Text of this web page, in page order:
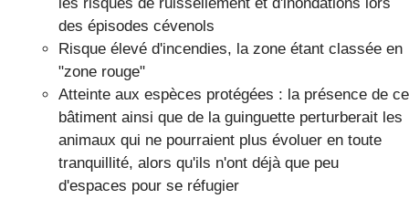
des épisodes cévenols
Risque élevé d'incendies, la zone étant classée en
"zone rouge"
Atteinte aux espèces protégées : la présence de ce
bâtiment ainsi que de la guinguette perturberait les
animaux qui ne pourraient plus évoluer en toute
tranquillité, alors qu'ils n'ont déjà que peu
d'espaces pour se réfugier